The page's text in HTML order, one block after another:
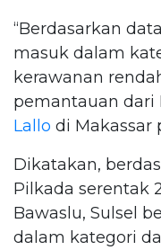
“Berdasarkan
masuk dalam
kerawanan
pemantauan dari
Lallo di Makassar
Dikatakan,
Pilkada serentak
Bawaslu, Sulsel
dalam kategori